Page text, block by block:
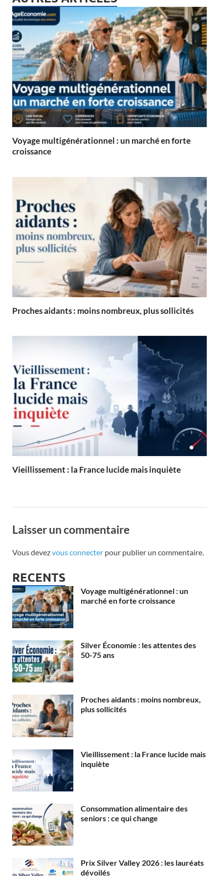
Voyage multigénérationnel : un marché en forte
croissance
Proches aidants : moins nombreux, plus sollicités
Vieillissement : la France lucide mais inquiète
Laisser un commentaire
Vous devezvous connecter pour publier un commentaire.
RECENTS
Voyage multigénérationnel : un
marché en forte croissance
Silver Économie : les attentes des
50-75 ans
Proches aidants : moins nombreux,
plus sollicités
Vieillissement : la France lucide mais
inquiète
Consommation alimentaire des
seniors : ce qui change
Prix Silver Valley 2026 : les lauréats
dévoilés